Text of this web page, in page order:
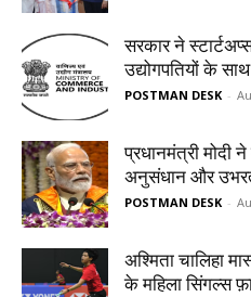
सरकार ने
उद्योगपतियों के
POSTMAN DESK -
प्रधानमंत्री मोदी
अनुसंधान और
POSTMAN DESK -
अश्मिता चालिहा
के महिला सिंगल्स